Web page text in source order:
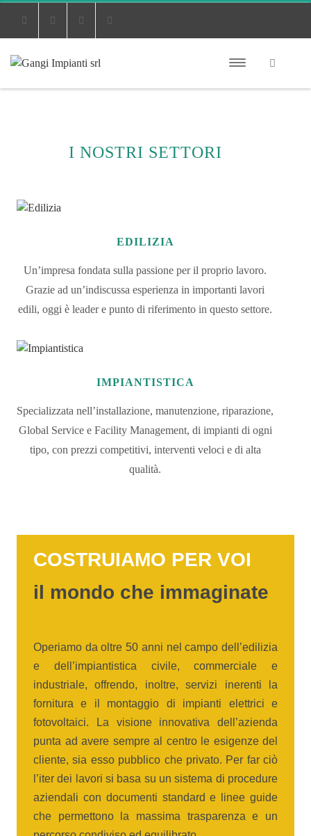
Phone
I NOSTRI SETTORI
EDILIZIA
Un’impresa fondata sulla passione per il proprio lavoro.
Grazie ad un’indiscussa esperienza in importanti lavori
edili, oggi è leader e punto di riferimento in questo settore.
IMPIANTISTICA
Specializzata nell’installazione, manutenzione, riparazione,
Global Service e Facility Management, di impianti di ogni
tipo, con prezzi competitivi, interventi veloci e di alta
qualità.
COSTRUIAMO PER VOI
il mondo che immaginate
Operiamo da oltre 50 anni nel campo dell’edilizia
e dell’impiantistica civile, commerciale e
industriale, offrendo, inoltre, servizi inerenti la
fornitura e il montaggio di impianti elettrici e
fotovoltaici. La visione innovativa dell’azienda
punta ad avere sempre al centro le esigenze del
cliente, sia esso pubblico che privato. Per far ciò
l’iter dei lavori si basa su un sistema di procedure
aziendali con documenti standard e linee guide
che permettono la massima trasparenza e un